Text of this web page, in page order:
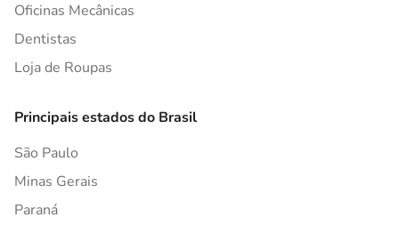
Oficinas Mecânicas
Dentistas
Loja de Roupas
Principais estados do Brasil
São Paulo
Minas Gerais
Paraná